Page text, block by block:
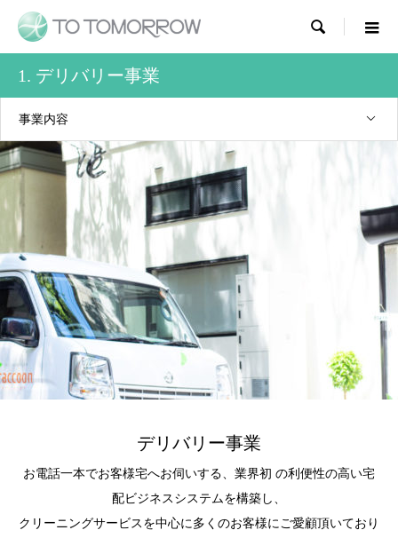

1. デリバリー事業
事業内容
デリバリー事業
お電話一本でお客様宅へお伺いする、業界初 の利便性の高い宅
配ビジネスシステムを構築し、
クリーニングサービスを中心に多くのお客様にご愛顧頂いており